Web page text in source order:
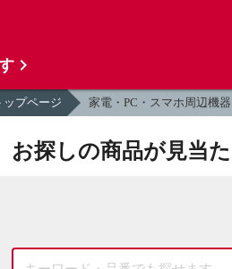
ップページ 家電・PC・スマホ周辺機
お探しの商品が見当た